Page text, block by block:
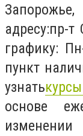
адресу:пр-т
графику:
пункт
узнать
основе